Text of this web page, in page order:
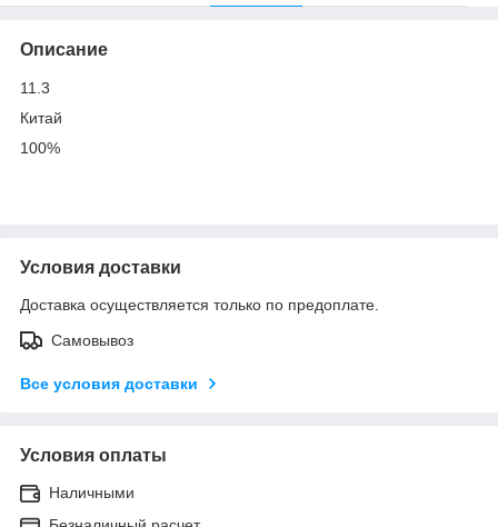
Описание
11.3
Китай
100%
Условия доставки
Доставка осуществляется только по предоплате.
Самовывоз
Все условия доставки
Условия оплаты
Наличными